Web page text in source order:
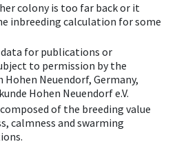
colony is too far back or it
inbreeding calculation for some
for publications or
to permission by the
Neuendorf, Germany,
Hohen Neuendorf e.V.
of the breeding value
calmness and swarming